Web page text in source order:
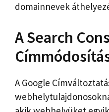
domainnevek
A Search
A Google